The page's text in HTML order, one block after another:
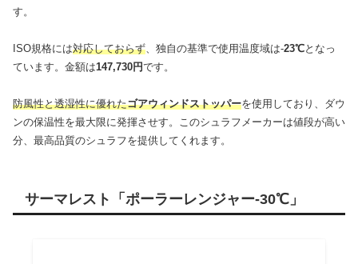
す。
ISO規格には対応しておらず、独自の基準で使用温度域は-23℃となっ
ています。金額は147,730円です。
防風性と透湿性に優れたゴアウィンドストッパーを使用しており、ダウ
ンの保温性を最大限に発揮させす。このシュラフメーカーは値段が高い
分、最高品質のシュラフを提供してくれます。
サーマレスト「ポーラーレンジャー-30℃」